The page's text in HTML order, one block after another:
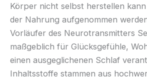
Körper nicht selbst herstellen
der Nahrung aufgenommen
Vorläufer des Neurotransmitters
maßgeblich für Glücksgefühle,
einen ausgeglichenen Schlaf
Inhaltsstoffe stammen aus